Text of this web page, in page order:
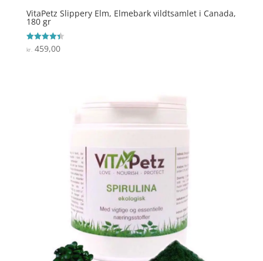
VitaPetz Slippery Elm, Elmebark vildtsamlet i Canada,
180 gr
Vurderet
4.4
kr. 459,00